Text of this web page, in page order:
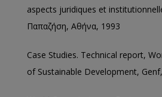
aspects juridiques et
Παπαζήση, Αθήνα, 1993
Case Studies. Technical report,
of Sustainable Development,